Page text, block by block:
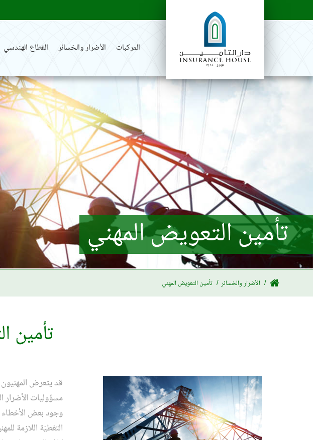
المركبات الأضرار والخسائر القطاع الهندسي
تأمين التعويض المهني
الأضرار والخسائر تأمين التعويض المهني
تأمين
قد يتعرض
مسؤوليات الأضرار
وجود بعض الأخطاء
التغطيّة اللازمة